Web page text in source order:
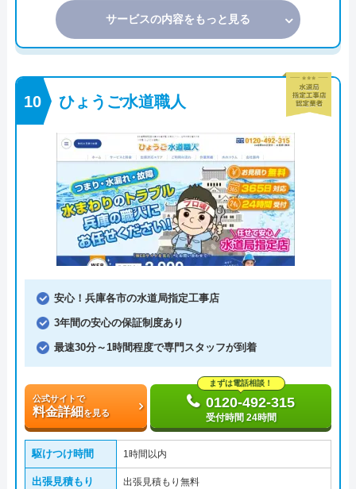
サービスの内容をもっと見る
ひょうご水道職人
安心！兵庫各市の水道局指定工事店
3年間の安心の保証制度あり
最速30分～1時間程度で専門スタッフが到着
公式サイトで
料金詳細を見る
まずは電話相談！
0120-492-315
受付時間 24時間
駆けつけ時間 1時間以内
出張見積もり 出張見積もり無料